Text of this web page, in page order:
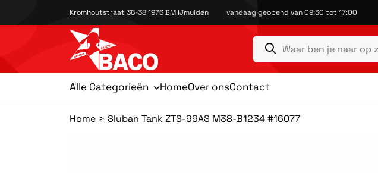
Kromhoutstraat 36-38 1976 BM IJmuiden vandaag geopend van 09:30 tot 17:00
Alle Categorieën HomeOver onsContact
Home Sluban Tank ZTS-99AS M38-B1234 #16077